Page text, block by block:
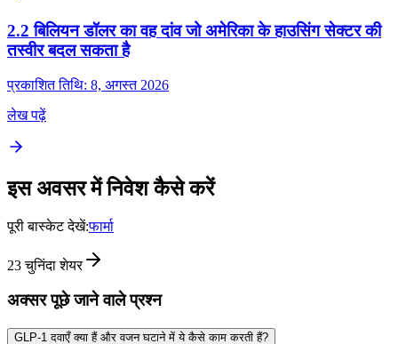
2.2 बिलियन डॉलर का वह दांव जो अमेरिका के हाउसिंग सेक्टर की
तस्वीर बदल सकता है
प्रकाशित तिथि: 8, अगस्त 2026
लेख पढ़ें
इस अवसर में निवेश कैसे करें
पूरी बास्केट देखें:फार्मा
23 चुनिंदा शेयर
अक्सर पूछे जाने वाले प्रश्न
GLP-1 दवाएँ क्या हैं और वजन घटाने में ये कैसे काम करती हैं?